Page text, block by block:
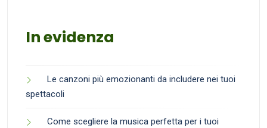
In evidenza
Le canzoni più emozionanti da includere nei tuoi
spettacoli
Come scegliere la musica perfetta per i tuoi